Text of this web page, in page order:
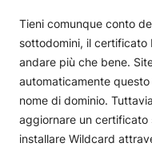
Tieni comunque conto
sottodomini, il certificato
andare più che bene.
automaticamente
nome di dominio.
aggiornare un certificato
installare Wildcard